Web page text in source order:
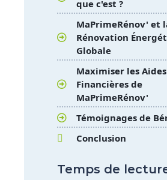
que c'est ?
MaPrimeRénov' et
Rénovation
Globale
Maximiser les Aides
Financières de
MaPrimeRénov'
Témoignages de
Conclusion
Temps de